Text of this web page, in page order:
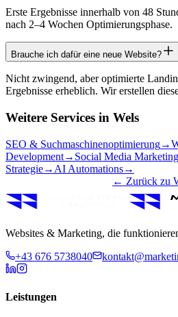
Erste Ergebnisse innerhalb von 48
nach 2–4 Wochen Optimierungsphase.
Brauche ich dafür eine neue Website?
Nicht zwingend, aber optimierte
Ergebnisse erheblich. Wir erstellen
Weitere Services in Wels
SEO & Suchmaschinenoptimierung→
Development→ Social Media Marketing
Strategie→ AI Automations→
← Zurück zu
Websites & Marketing, die
+43 676 5738040
Leistungen